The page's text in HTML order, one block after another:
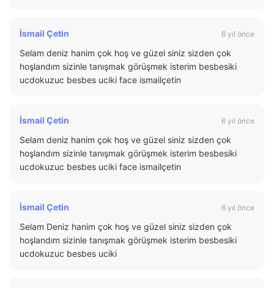
İsmail Çetin 6 yıl önce
Selam deniz hanim çok hoş ve güzel siniz sizden çok
hoşlandım sizinle tanışmak görüşmek isterim besbesiki
ucdokuzuc besbes uciki face ismailçetin
İsmail Çetin 6 yıl önce
Selam deniz hanim çok hoş ve güzel siniz sizden çok
hoşlandım sizinle tanışmak görüşmek isterim besbesiki
ucdokuzuc besbes uciki face ismailçetin
İsmail Çetin 6 yıl önce
Selam Deniz hanim çok hoş ve güzel siniz sizden çok
hoşlandım sizinle tanışmak görüşmek isterim besbesiki
ucdokuzuc besbes uciki